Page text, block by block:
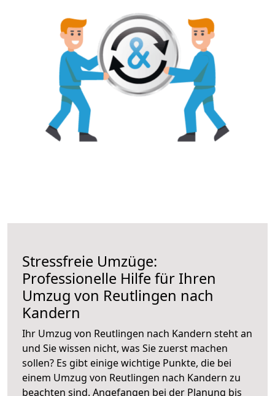
Stressfreie Umzüge:
Professionelle Hilfe für Ihren
Umzug von Reutlingen nach
Kandern
Ihr Umzug von Reutlingen nach Kandern steht an
und Sie wissen nicht, was Sie zuerst machen
sollen? Es gibt einige wichtige Punkte, die bei
einem Umzug von Reutlingen nach Kandern zu
beachten sind. Angefangen bei der Planung bis